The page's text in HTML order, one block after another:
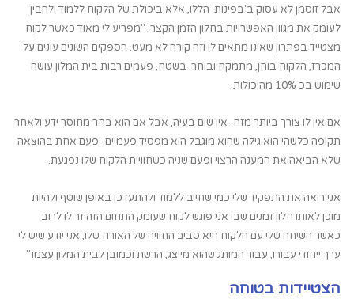
אבל זוסמן לא עסוק ב'בפינות' הללו, אלא ביכולת של הלקוח ללמוד ולהבין
לעומק את מגוון האפשרויות בחלון הזמן הקצר: "מפריע לי מאוד כאשר לקוח
מצטייד בפתרון שאינו מתאים לו וזה קורה לא מעט. הספקים השונים עונים על
המכרז, הלקוח בוחן, מתמקח ובוחר. בשטח, פעמים רבות בית המלון עושה
שימוש בכ 10% מהיכולות.
אם אין לו צורך ביותר מזה- אין שום בעיה, אבל אם הוא בחר מחוסר ידע ולאחר
תקופה כלשהי הוא גילה שהוא מוגבל הוא מפסיד פעמיים- פעם אחת בהוצאה
שלא הביאה את המענה הרצוי ופעם שניה כשחוויית הלקוח שלו נפגעת.
אני רואה את התפקיד שלי כמי שחייב ללמוד ולהתעדכן באופן שוטף ולהיות
מוכן לאותו חלון זמנים שבו אני פוגש לקוח שעומק התחום הזה זר לו לרוב.
כאשר השיחה שלי עם הלקוח היא סביב החוויה של האורח שלו, אני יודע שיש לי
ערך ייחודי עבורו, עבור המותג שהוא מייצג, הרשת וכמובן לבית המלון עצמו."
הצטיידות בטוחה